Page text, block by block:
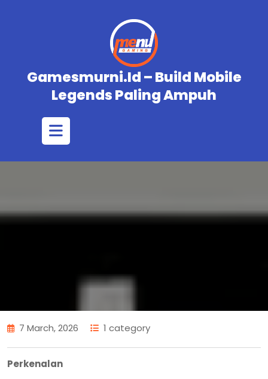
Gamesmurni.id – Build Mobile
Legends Paling Ampuh
Open
7 March, 2026 1 category
Perkenalan